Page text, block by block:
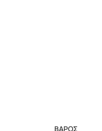
ΒΆΡΟΣ